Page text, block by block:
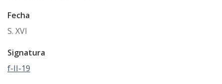
Fecha
S. XVI
Signatura
f-II-19